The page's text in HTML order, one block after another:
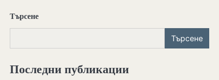
Търсене
Търсене
Последни публикации